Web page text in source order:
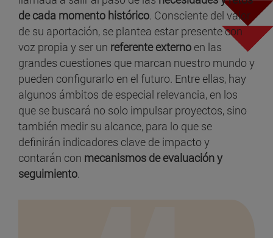
de cada momento histórico. Consciente del valor
de su aportación, se plantea estar presente con
voz propia y ser un referente externo en las
grandes cuestiones que marcan nuestro mundo y
pueden configurarlo en el futuro. Entre ellas, hay
algunos ámbitos de especial relevancia, en los
que se buscará no solo impulsar proyectos, sino
también medir su alcance, para lo que se
definirán indicadores clave de impacto y
contarán con mecanismos de evaluación y
seguimiento.